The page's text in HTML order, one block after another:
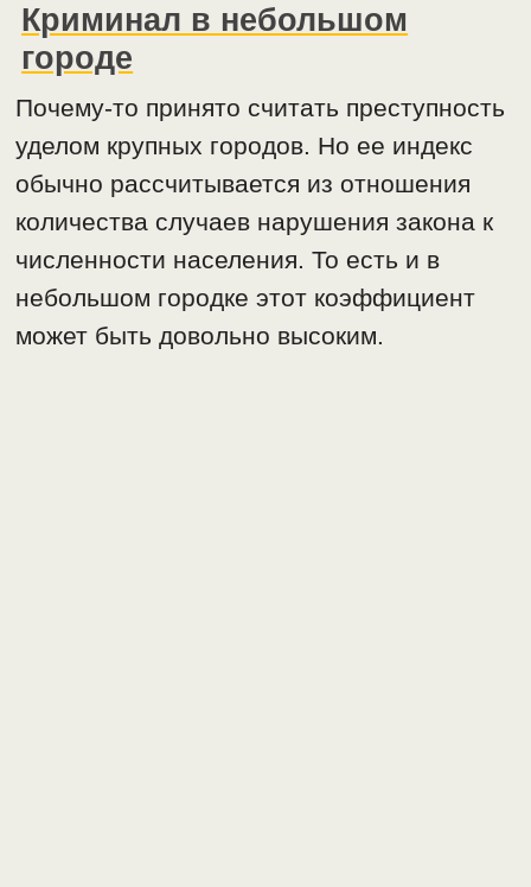
Криминал в небольшом
городе
Почему-то принято считать преступность
уделом крупных городов. Но ее индекс
обычно рассчитывается из отношения
количества случаев нарушения закона к
численности населения. То есть и в
небольшом городке этот коэффициент
может быть довольно высоким.